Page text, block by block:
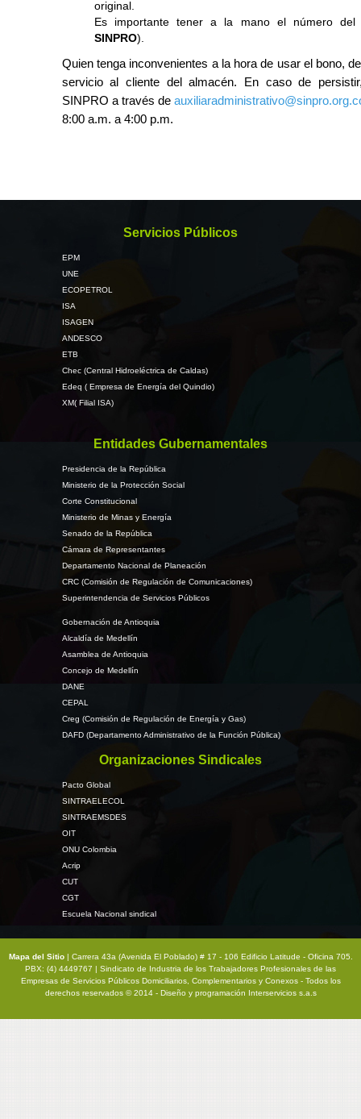
original.
Es importante tener a la mano el número del
SINPRO).
Quien tenga inconvenientes a la hora de usar el bono,
servicio al cliente del almacén. En caso de
SINPRO a través de
8:00 a.m. a 4:00 p.m.
Servicios Públicos
EPM
UNE
ECOPETROL
ISA
ISAGEN
ANDESCO
ETB
Chec (Central Hidroeléctrica de Caldas)
Edeq ( Empresa de Energía del Quindio)
XM( Filial ISA)
Entidades Gubernamentales
Presidencia de la República
Ministerio de la Protección Social
Corte Constitucional
Ministerio de Minas y Energía
Senado de la República
Cámara de Representantes
Departamento Nacional de Planeación
CRC (Comisión de Regulación de Comunicaciones)
Superintendencia de Servicios Públicos
Gobernación de Antioquia
Alcaldía de Medellín
Asamblea de Antioquia
Concejo de Medellín
DANE
CEPAL
Creg (Comisión de Regulación de Energía y Gas)
DAFD (Departamento Administrativo de la Función Pública)
Organizaciones Sindicales
Pacto Global
SINTRAELECOL
SINTRAEMSDES
OIT
ONU Colombia
Acrip
CUT
CGT
Escuela Nacional sindical
Mapa del Sitio | Carrera 43a (Avenida El Poblado) # 17 - 106 Edificio Latitude - Oficina 705.
PBX: (4) 4449767 | Sindicato de Industria de los Trabajadores Profesionales de las
Empresas de Servicios Públicos Domiciliarios, Complementarios y Conexos - Todos los
derechos reservados © 2014 - Diseño y programación Interservicios s.a.s